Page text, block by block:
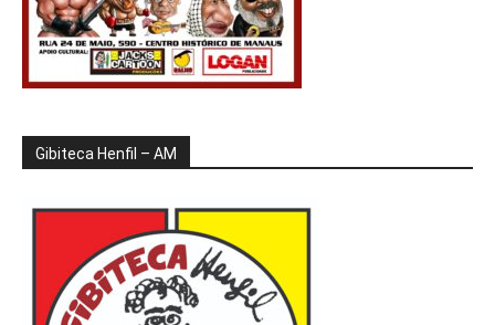
Gibiteca Henfil – AM